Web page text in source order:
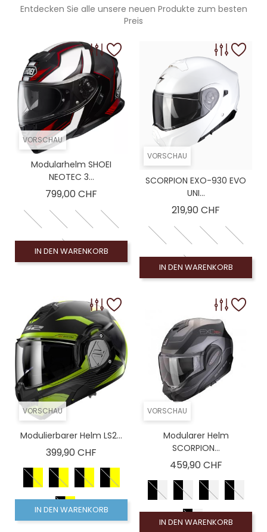
Entdecken Sie alle unsere neuen Produkte zum besten
Preis
VORSCHAU
Modularhelm SHOEI
NEOTEC 3...
799,00 CHF
IN DEN WARENKORB
VORSCHAU
SCORPION EXO-930 EVO
UNI...
219,90 CHF
IN DEN WARENKORB
VORSCHAU
Modulierbarer Helm LS2...
399,90 CHF
IN DEN WARENKORB
VORSCHAU
Modularer Helm
SCORPION...
459,90 CHFPreis
IN DEN WARENKORB